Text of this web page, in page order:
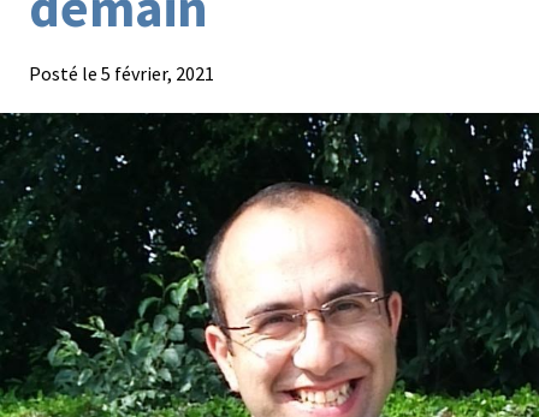
voie
Posté le 5 février, 2021